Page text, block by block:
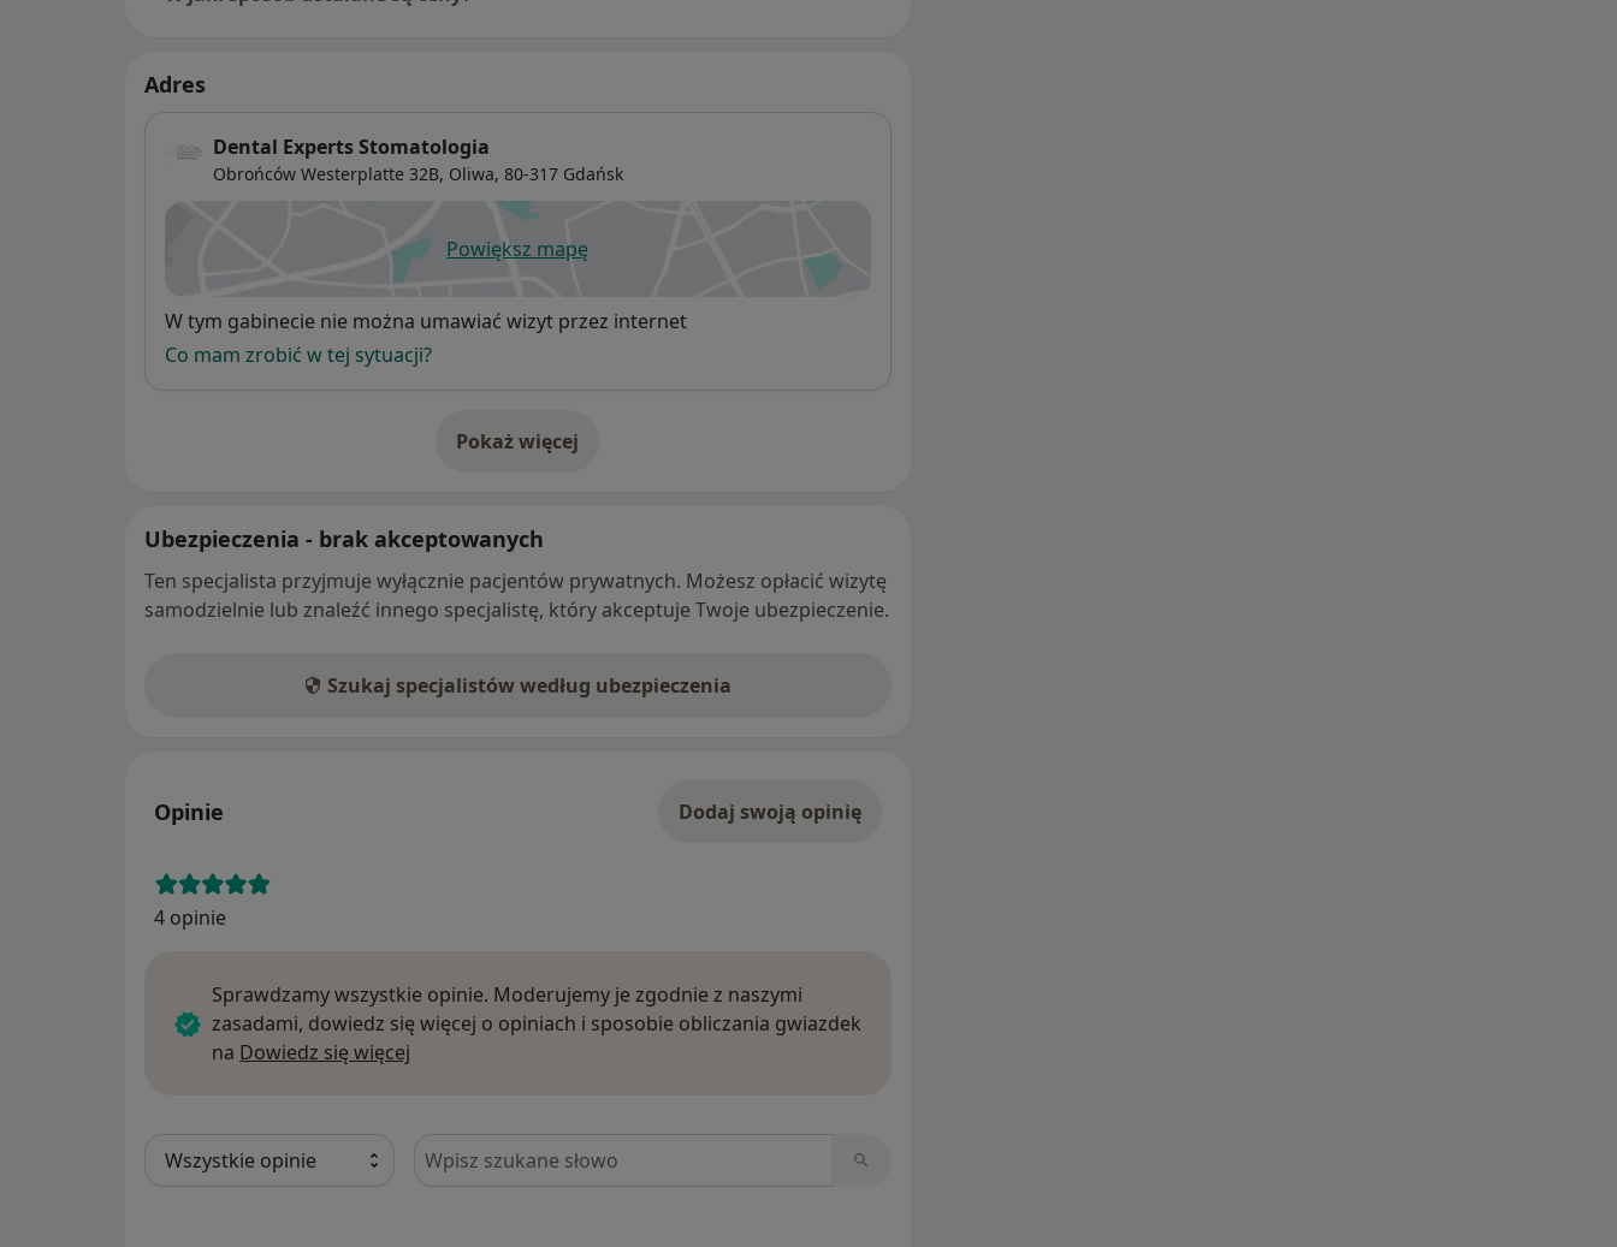
Adres
Dental Experts Stomatologia
Obrońców Westerplatte 32B, Oliwa, 80-317 Gdańsk
Powiększ mapęotwiera się w nowej karcie
Dostępność
W tym gabinecie nie można umawiać wizyt przez internet
Co mam zrobić w tej sytuacji?
Pokaż więcej
o adresie
Ubezpieczenia - brak akceptowanych
Ten specjalista przyjmuje wyłącznie pacjentów prywatnych. Możesz opłacić wizytę
samodzielnie lub znaleźć innego specjalistę, który akceptuje Twoje ubezpieczenie.
Szukaj specjalistów według ubezpieczenia
Opinie Dodaj swoją opinię
4 opinie
Sprawdzamy wszystkie opinie. Moderujemy je zgodnie z naszymi
zasadami, dowiedz się więcej o opiniach i sposobie obliczania gwiazdek
na Dowiedz się więcej
Szukaj w opiniach